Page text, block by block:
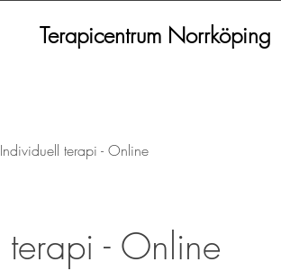
Terapicentrum Norrköping
Individuell terapi - Online
terapi - Online